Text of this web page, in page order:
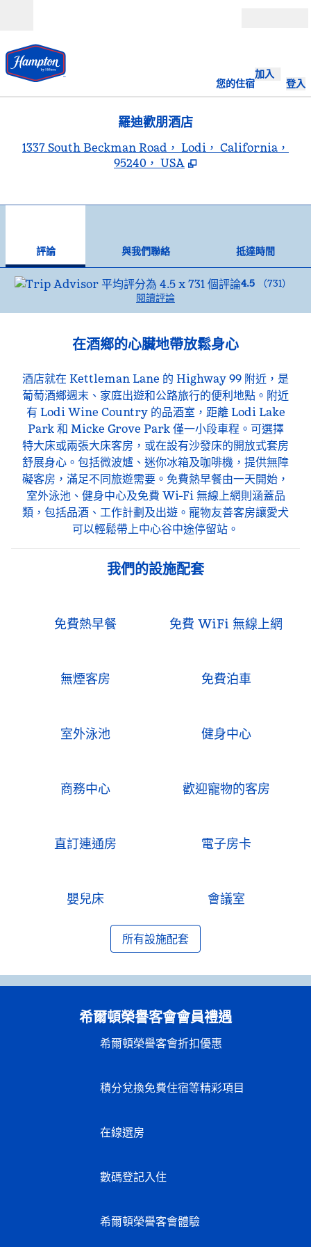
您的住宿
加入
登入
羅迪歡朋酒店
1337 South Beckman Road， Lodi， California，
95240， USA
評論 與我們聯絡
抵達時間
4.5 （731）
閱讀評論
在酒鄉的心臟地帶放鬆身心
酒店就在 Kettleman Lane 的 Highway 99 附近，是
葡萄酒鄉週末、家庭出遊和公路旅行的便利地點。附近
有 Lodi Wine Country 的品酒室，距離 Lodi Lake
Park 和 Micke Grove Park 僅一小段車程。可選擇
特大床或兩張大床客房，或在設有沙發床的開放式套房
舒展身心。包括微波爐、迷你冰箱及咖啡機，提供無障
礙客房，滿足不同旅遊需要。免費熱早餐由一天開始，
室外泳池、健身中心及免費 Wi-Fi 無線上網則涵蓋品
類，包括品酒、工作計劃及出遊。寵物友善客房讓愛犬
可以輕鬆帶上中心谷中途停留站。
我們的設施配套
免費熱早餐 免費 WiFi 無線上網
無煙客房 免費泊車
室外泳池 健身中心
商務中心 歡迎寵物的客房
直訂連通房 電子房卡
嬰兒床 會議室
所有設施配套
希爾頓榮譽客會會員禮遇
希爾頓榮譽客會折扣優惠
積分兌換免費住宿等精彩項目
在線選房
數碼登記入住
希爾頓榮譽客會體驗